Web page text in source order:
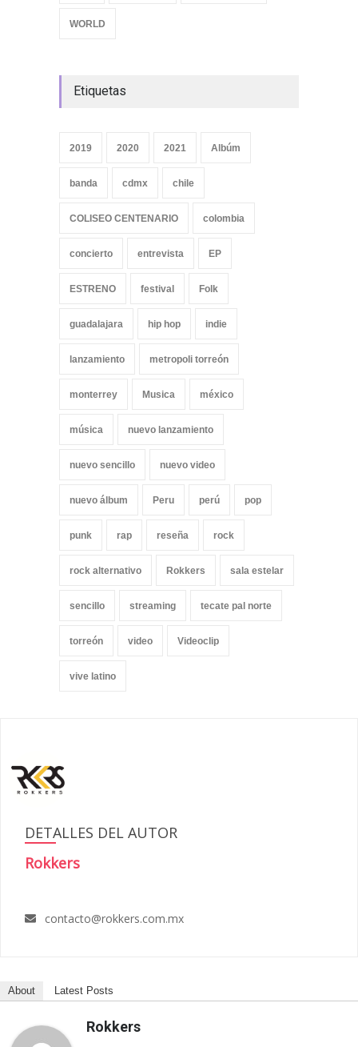
WORLD
Etiquetas
2019 2020 2021 Albúm
banda cdmx chile
COLISEO CENTENARIO colombia
concierto entrevista EP
ESTRENO festival Folk
guadalajara hip hop indie
lanzamiento metropoli torreón
monterrey Musica méxico
música nuevo lanzamiento
nuevo sencillo nuevo video
nuevo álbum Peru perú pop
punk rap reseña rock
rock alternativo Rokkers sala estelar
sencillo streaming tecate pal norte
torreón video Videoclip
vive latino
DETALLES DEL AUTOR
Rokkers
contacto@rokkers.com.mx
About Latest Posts
Rokkers